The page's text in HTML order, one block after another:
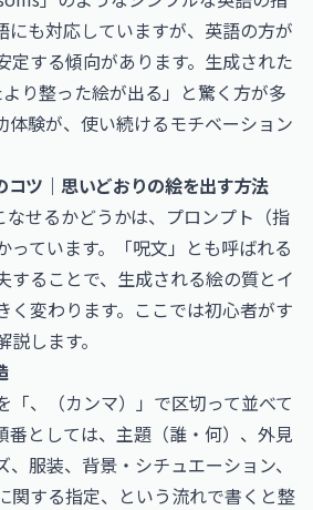
にも対応していますが、英語の方が
定する傾向があります。生成された
り整った絵が出る」と驚く方が多
体験が、使い続けるモチベーション
コツ｜思いどおりの絵を出す方法
せるかどうかは、プロンプト（指
っています。「呪文」とも呼ばれる
することで、生成される絵の質とイ
く変わります。ここでは初心者がす
します。
「、（カンマ）」で区切って並べて
番としては、主題（誰・何）、外見
服装、背景・シチュエーション、
関する指定、という流れで書くと整